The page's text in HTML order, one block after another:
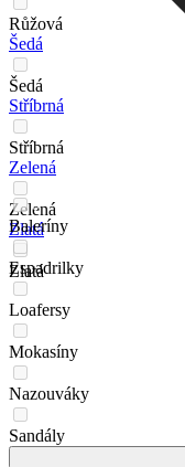
Růžová
Šedá
Šedá
Stříbrná
Stříbrná
Zelená
Zelená
Zlatá
Zlatá
Baleríny
Espadrilky
Loafersy
Mokasíny
Nazouváky
Sandály